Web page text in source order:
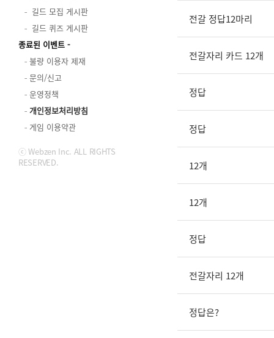
길드 모집 게시판
길드 퀴즈 게시판
종료된 이벤트
불량 이용자 제재
문의/신고
운영정책
개인정보처리방침
게임 이용약관
ⓒ Webzen Inc. ALL RIGHTS
RESERVED.
전갈 정답12마리
전갈자리 카드 12개
정답
정답
12개
12개
정답
전갈자리 12개
정답은?